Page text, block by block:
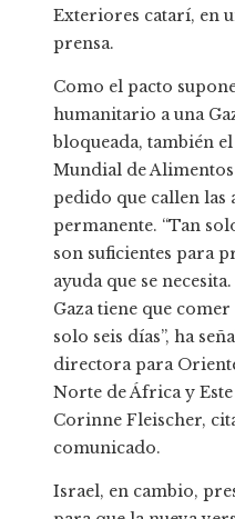
Exteriores catarí, en
prensa.
Como el pacto
humanitario a una
bloqueada, también
Mundial de
pedido que callen las
permanente. “Tan
son suficientes para
ayuda que se
Gaza tiene que
solo seis días”, ha
directora para
Norte de África y
Corinne Fleischer,
comunicado.
Israel, en cambio,